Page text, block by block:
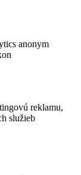
anonym
reklamu,
služieb